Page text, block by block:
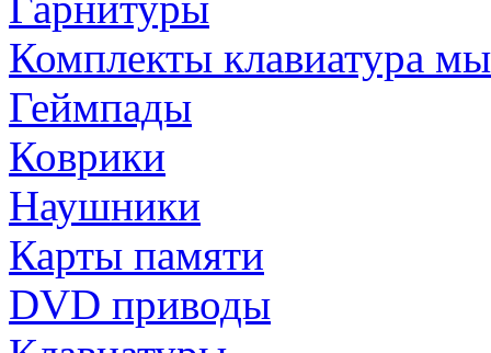
Комплекты клавиатура
Геймпады
Коврики
Наушники
Карты памяти
DVD приводы